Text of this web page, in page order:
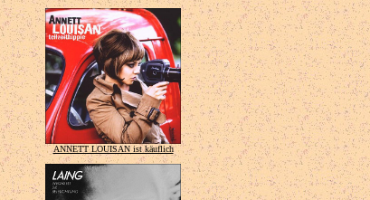
ANNETT LOUISAN ist käuflich